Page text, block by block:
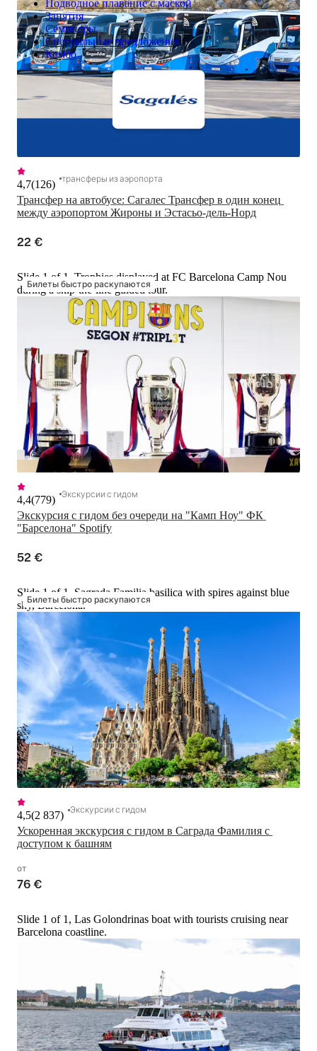
Подводное плавание с маской
Занятия
Семинары
Специальные предложения
Комбо
Трансфер на автобусе: Сагалес Трансфер в один конец
между аэропортом Жироны и Эстасьо-дель-Норд
4,7(126) трансферы из аэропорта
22 €
Билеты быстро раскупаются
Slide 1 of 1, Trophies displayed at FC Barcelona Camp Nou
during a skip-the-line guided tour.
Экскурсия с гидом без очереди на "Камп Ноу" ФК
"Барселона" Spotify
4,4(779) Экскурсии с гидом
52 €
Билеты быстро раскупаются
Slide 1 of 1, Sagrada Familia basilica with spires against blue
sky, Barcelona.
Ускоренная экскурсия с гидом в Саграда Фамилия с
доступом к башням
4,5(2 837) Экскурсии с гидом
от
76 €
Slide 1 of 1, Las Golondrinas boat with tourists cruising near
Barcelona coastline.